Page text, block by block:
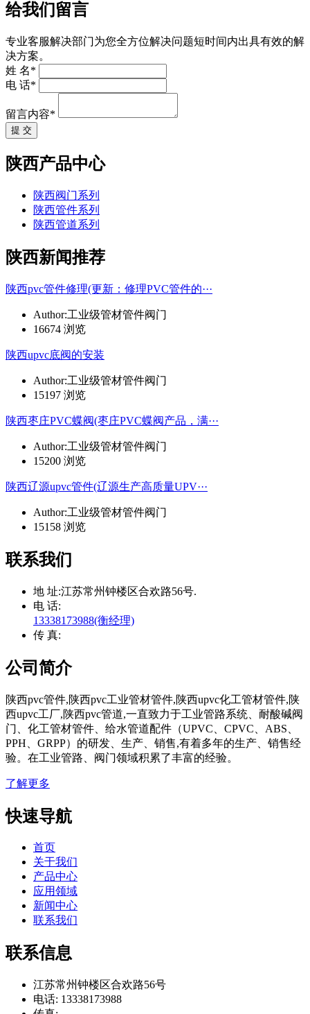
给我们留言
专业客服解决部门为您全方位解决问题短时间内出具有效的解
决方案。
姓 名*
电 话*
留言内容*
提 交
陕西产品中心
陕西阀门系列
陕西管件系列
陕西管道系列
陕西新闻推荐
陕西pvc管件修理(更新：修理PVC管件的···
Author:工业级管材管件阀门
16674 浏览
陕西upvc底阀的安装
Author:工业级管材管件阀门
15197 浏览
陕西枣庄PVC蝶阀(枣庄PVC蝶阀产品，满···
Author:工业级管材管件阀门
15200 浏览
陕西辽源upvc管件(辽源生产高质量UPV···
Author:工业级管材管件阀门
15158 浏览
联系我们
地 址:江苏常州钟楼区合欢路56号.
电 话:
13338173988(衡经理)
传 真:
公司简介
陕西pvc管件,陕西pvc工业管材管件,陕西upvc化工管材管件,陕
西upvc工厂,陕西pvc管道,一直致力于工业管路系统、耐酸碱阀
门、化工管材管件、给水管道配件（UPVC、CPVC、ABS、
PPH、GRPP）的研发、生产、销售,有着多年的生产、销售经
验。在工业管路、阀门领域积累了丰富的经验。
了解更多
快速导航
首页
关于我们
产品中心
应用领域
新闻中心
联系我们
联系信息
江苏常州钟楼区合欢路56号
电话: 13338173988